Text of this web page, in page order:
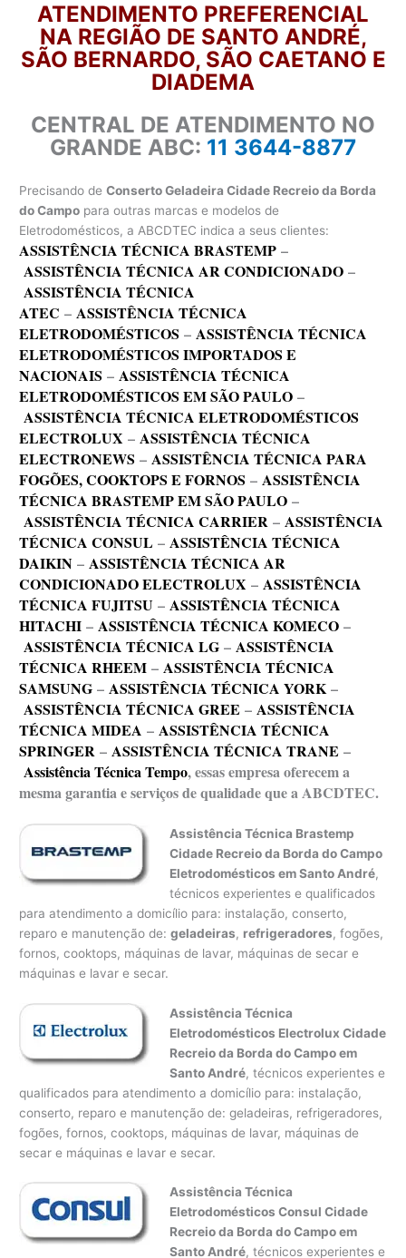
ATENDIMENTO PREFERENCIAL
NA REGIÃO DE SANTO ANDRÉ,
SÃO BERNARDO, SÃO CAETANO E
DIADEMA
CENTRAL DE ATENDIMENTO NO
GRANDE ABC: 11 3644-8877
Precisando deConserto Geladeira Cidade Recreio da Borda
do Campo para outras marcas e modelos de
Eletrodomésticos, a ABCDTEC indica a seus clientes:
ASSISTÊNCIA TÉCNICA BRASTEMP –
ASSISTÊNCIA TÉCNICA AR CONDICIONADO –
ASSISTÊNCIA TÉCNICA
ATEC –ASSISTÊNCIA TÉCNICA
ELETRODOMÉSTICOS –ASSISTÊNCIA TÉCNICA
ELETRODOMÉSTICOS IMPORTADOS E
NACIONAIS –ASSISTÊNCIA TÉCNICA
ELETRODOMÉSTICOS EM SÃO PAULO –
ASSISTÊNCIA TÉCNICA ELETRODOMÉSTICOS
ELECTROLUX –ASSISTÊNCIA TÉCNICA
ELECTRONEWS –ASSISTÊNCIA TÉCNICA PARA
FOGÕES, COOKTOPS E FORNOS –ASSISTÊNCIA
TÉCNICA BRASTEMP EM SÃO PAULO –
ASSISTÊNCIA TÉCNICA CARRIER –ASSISTÊNCIA
TÉCNICA CONSUL –ASSISTÊNCIA TÉCNICA
DAIKIN –ASSISTÊNCIA TÉCNICA AR
CONDICIONADO ELECTROLUX –ASSISTÊNCIA
TÉCNICA FUJITSU –ASSISTÊNCIA TÉCNICA
HITACHI –ASSISTÊNCIA TÉCNICA KOMECO –
ASSISTÊNCIA TÉCNICA LG –ASSISTÊNCIA
TÉCNICA RHEEM –ASSISTÊNCIA TÉCNICA
SAMSUNG –ASSISTÊNCIA TÉCNICA YORK–
ASSISTÊNCIA TÉCNICA GREE –ASSISTÊNCIA
TÉCNICA MIDEA –ASSISTÊNCIA TÉCNICA
SPRINGER –ASSISTÊNCIA TÉCNICA TRANE –
Assistência Técnica Tempo, essas empresa oferecem a
mesma garantia e serviços de qualidade que a ABCDTEC.
Assistência Técnica Brastemp
Cidade Recreio da Borda do Campo
Eletrodomésticos em Santo André,
técnicos experientes e qualificados
para atendimento a domicílio para: instalação, conserto,
reparo e manutenção de:geladeiras, refrigeradores, fogões,
fornos, cooktops, máquinas de lavar, máquinas de secar e
máquinas e lavar e secar.
Assistência Técnica
Eletrodomésticos Electrolux Cidade
Recreio da Borda do Campo em
Santo André, técnicos experientes e
qualificados para atendimento a domicílio para: instalação,
conserto, reparo e manutenção de: geladeiras, refrigeradores,
fogões, fornos, cooktops, máquinas de lavar, máquinas de
secar e máquinas e lavar e secar.
Assistência Técnica
Eletrodomésticos Consul Cidade
Recreio da Borda do Campo em
Santo André, técnicos experientes e